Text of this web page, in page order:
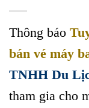
Thông báo
bán vé máy
TNHH Du
tham gia cho